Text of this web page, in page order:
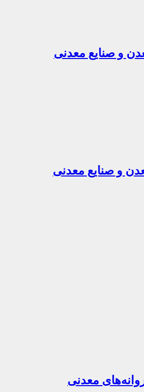
و صنایع معدنی
و صنایع معدنی